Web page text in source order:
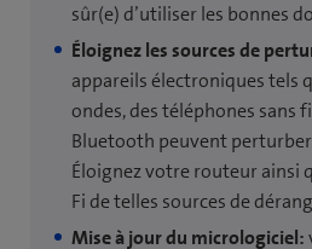
sûr(e) d’utiliser les bonnes
Éloignez les sources de
appareils électroniques tels
ondes, des téléphones sans
Bluetooth peuvent
Éloignez votre routeur ainsi
Fi de telles sources de
Mise à jour du micrologiciel: